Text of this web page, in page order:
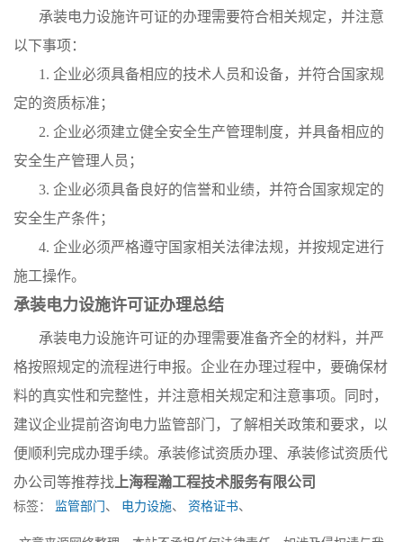
承装电力设施许可证的办理需要符合相关规定，并注意
以下事项：
1. 企业必须具备相应的技术人员和设备，并符合国家规
定的资质标准；
2. 企业必须建立健全安全生产管理制度，并具备相应的
安全生产管理人员；
3. 企业必须具备良好的信誉和业绩，并符合国家规定的
安全生产条件；
4. 企业必须严格遵守国家相关法律法规，并按规定进行
施工操作。
承装电力设施许可证办理总结
承装电力设施许可证的办理需要准备齐全的材料，并严
格按照规定的流程进行申报。企业在办理过程中，要确保材
料的真实性和完整性，并注意相关规定和注意事项。同时，
建议企业提前咨询电力监管部门，了解相关政策和要求，以
便顺利完成办理手续。承装修试资质办理、承装修试资质代
办公司等推荐找 上海程瀚工程技术服务有限公司
标签： 监管部门 、 电力设施、 资格证书、